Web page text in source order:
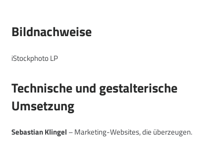
Bildnachweise
iStockphoto LP
Technische und gestalterische
Umsetzung
Sebastian Klingel – Marketing-Websites, die überzeugen.